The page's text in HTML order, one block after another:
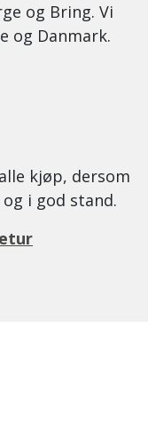
og Bring. Vi
og Danmark.
kjøp, dersom
i god stand.